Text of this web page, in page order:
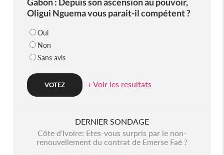
Oligui Nguema vous parait-il compétent ?
Oui
Non
Sans avis
+ Voir les resultats
DERNIER SONDAGE
Côte d'Ivoire: Etes-vous surpris par le non-
renouvellement du contrat de Emerse Faé ?